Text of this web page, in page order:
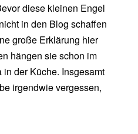
diese kleinen Engel
in den Blog schaffen
große Erklärung hier
hängen sie schon im
der Küche. Insgesamt
irgendwie vergessen,